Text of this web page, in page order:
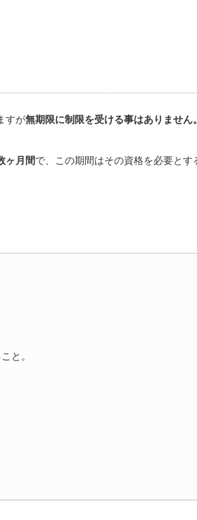
すが無期限に制限を受ける事はありません。
ヶ月間で、この期間はその資格を必要とす
と。